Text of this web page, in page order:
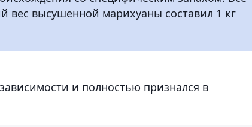
вес высушенной марихуаны составил 1 кг
и полностью признался в